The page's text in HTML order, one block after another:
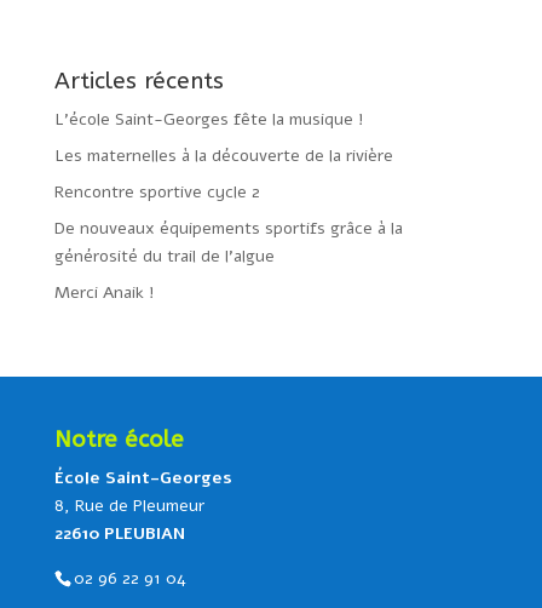
Articles récents
L’école Saint-Georges fête la musique !
Les maternelles à la découverte de la rivière
Rencontre sportive cycle 2
De nouveaux équipements sportifs grâce à la
générosité du trail de l’algue
Merci Anaik !
Notre école
École Saint-Georges
8, Rue de Pleumeur
22610 PLEUBIAN
02 96 22 91 04